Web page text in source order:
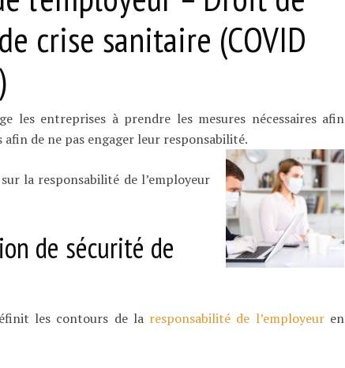
crise sanitaire (COVID
les entreprises à prendre les mesures nécessaires afin
de ne pas engager leur responsabilité.
la responsabilité de l’employeur
de sécurité de
les contours de la responsabilité de l’employeuren